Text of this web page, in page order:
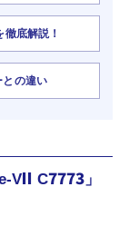
底解説！
の違い
VII C7773」